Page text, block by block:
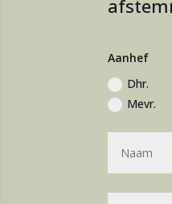
Aanhef
Dhr.
Mevr.